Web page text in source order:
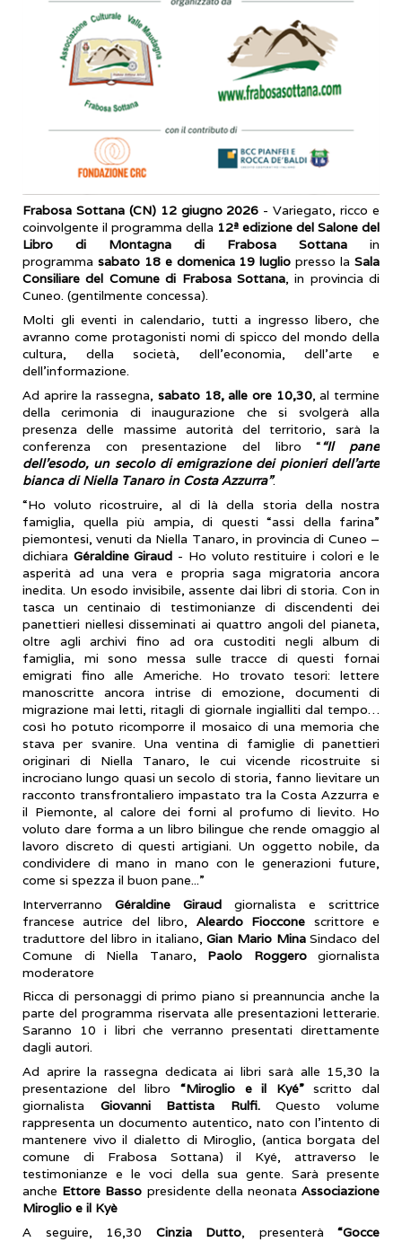
Frabosa Sottana (CN) 12 giugno 2026 - Variegato, ricco e
coinvolgente il programma della 12ª edizione del Salone del
Libro di Montagna di Frabosa Sottana in
programma sabato 18 e domenica 19 luglio presso laSala
Consiliare del Comune di Frabosa Sottana, in provincia di
Cuneo. (gentilmente concessa).
Molti gli eventi in calendario, tutti a ingresso libero, che
avranno come protagonisti nomi di spicco del mondo della
cultura, della società, dell’economia, dell’arte e
dell’informazione.
Ad aprire la rassegna, sabato 18, alle ore 10,30, al termine
della cerimonia di inaugurazione che si svolgerà alla
presenza delle massime autorità del territorio, sarà la
conferenza con presentazione del libro ““Il pane
dell’esodo, un secolo di emigrazione dei pionieri dell’arte
bianca di Niella Tanaro in Costa Azzurra”.
“Ho voluto ricostruire, al di là della storia della nostra
famiglia, quella più ampia, di questi “assi della farina”
piemontesi, venuti da Niella Tanaro, in provincia di Cuneo –
dichiara Géraldine Giraud - Ho voluto restituire i colori e le
asperità ad una vera e propria saga migratoria ancora
inedita. Un esodo invisibile, assente dai libri di storia. Con in
tasca un centinaio di testimonianze di discendenti dei
panettieri niellesi disseminati ai quattro angoli del pianeta,
oltre agli archivi fino ad ora custoditi negli album di
famiglia, mi sono messa sulle tracce di questi fornai
emigrati fino alle Americhe. Ho trovato tesori: lettere
manoscritte ancora intrise di emozione, documenti di
migrazione mai letti, ritagli di giornale ingialliti dal tempo…
così ho potuto ricomporre il mosaico di una memoria che
stava per svanire. Una ventina di famiglie di panettieri
originari di Niella Tanaro, le cui vicende ricostruite si
incrociano lungo quasi un secolo di storia, fanno lievitare un
racconto transfrontaliero impastato tra la Costa Azzurra e
il Piemonte, al calore dei forni al profumo di lievito. Ho
voluto dare forma a un libro bilingue che rende omaggio al
lavoro discreto di questi artigiani. Un oggetto nobile, da
condividere di mano in mano con le generazioni future,
come si spezza il buon pane...”
Interverranno Géraldine Giraud giornalista e scrittrice
francese autrice del libro, Aleardo Fioccone scrittore e
traduttore del libro in italiano,Gian Mario MinaSindaco del
Comune di Niella Tanaro, Paolo Roggerogiornalista
moderatore
Ricca di personaggi di primo piano si preannuncia anche la
parte del programma riservata alle presentazioni letterarie.
Saranno 10 i libri che verranno presentati direttamente
dagli autori.
Ad aprire la rassegna dedicata ai libri sarà alle 15,30 la
presentazione del libro “Miroglio e il Kyé”scritto dal
giornalista Giovanni Battista Rulfi.Questo volume
rappresenta un documento autentico, nato con l’intento di
mantenere vivo il dialetto di Miroglio, (antica borgata del
comune di Frabosa Sottana) il Kyé, attraverso le
testimonianze e le voci della sua gente. Sarà presente
anche Ettore Basso presidente della neonata Associazione
Miroglio e il Kyè
A seguire, 16,30 Cinzia Dutto, presenterà “Gocce